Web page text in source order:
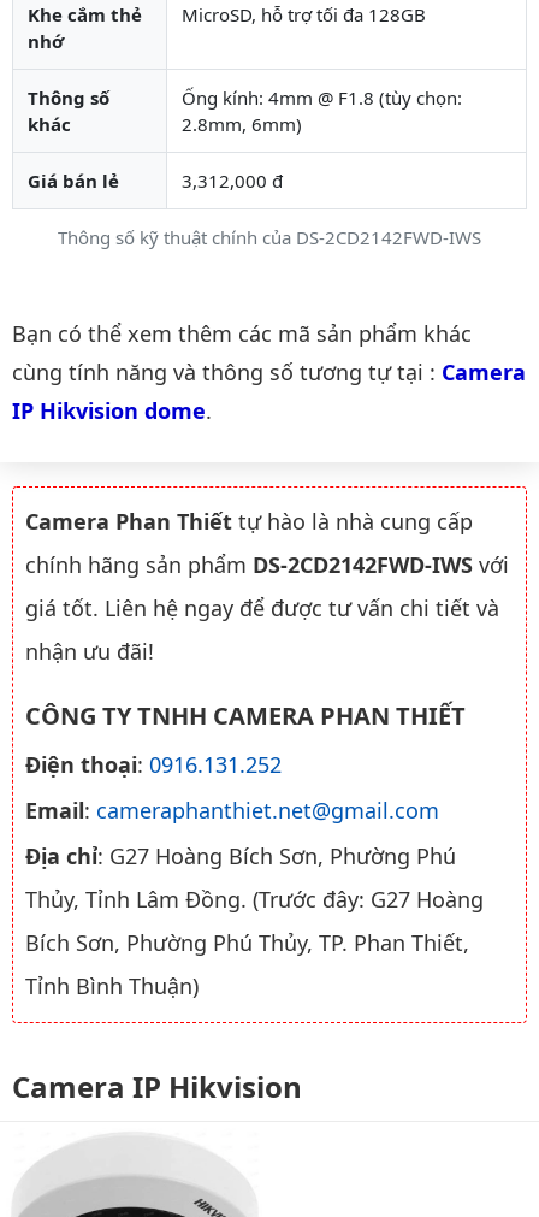
Thông số kỹ thuật chính của DS-2CD2142FWD-IWS
Khe cắm thẻ
nhớ
MicroSD, hỗ trợ tối đa 128GB
Thông số
khác
Ống kính: 4mm @ F1.8 (tùy chọn:
2.8mm, 6mm)
Giá bán lẻ 3,312,000 đ
Danh mục liên quan
Bạn có thể xem thêm các mã sản phẩm khác
cùng tính năng và thông số tương tự tại : Camera
IP Hikvision dome.
Camera Phan Thiết tự hào là nhà cung cấp
chính hãng sản phẩm DS-2CD2142FWD-IWS với
giá tốt. Liên hệ ngay để được tư vấn chi tiết và
nhận ưu đãi!
CÔNG TY TNHH CAMERA PHAN THIẾT
Điện thoại: 0916.131.252
Email: cameraphanthiet.net@gmail.com
Địa chỉ: G27 Hoàng Bích Sơn, Phường Phú
Thủy, Tỉnh Lâm Đồng. (Trước đây: G27 Hoàng
Bích Sơn, Phường Phú Thủy, TP. Phan Thiết,
Tỉnh Bình Thuận)
Camera IP Hikvision